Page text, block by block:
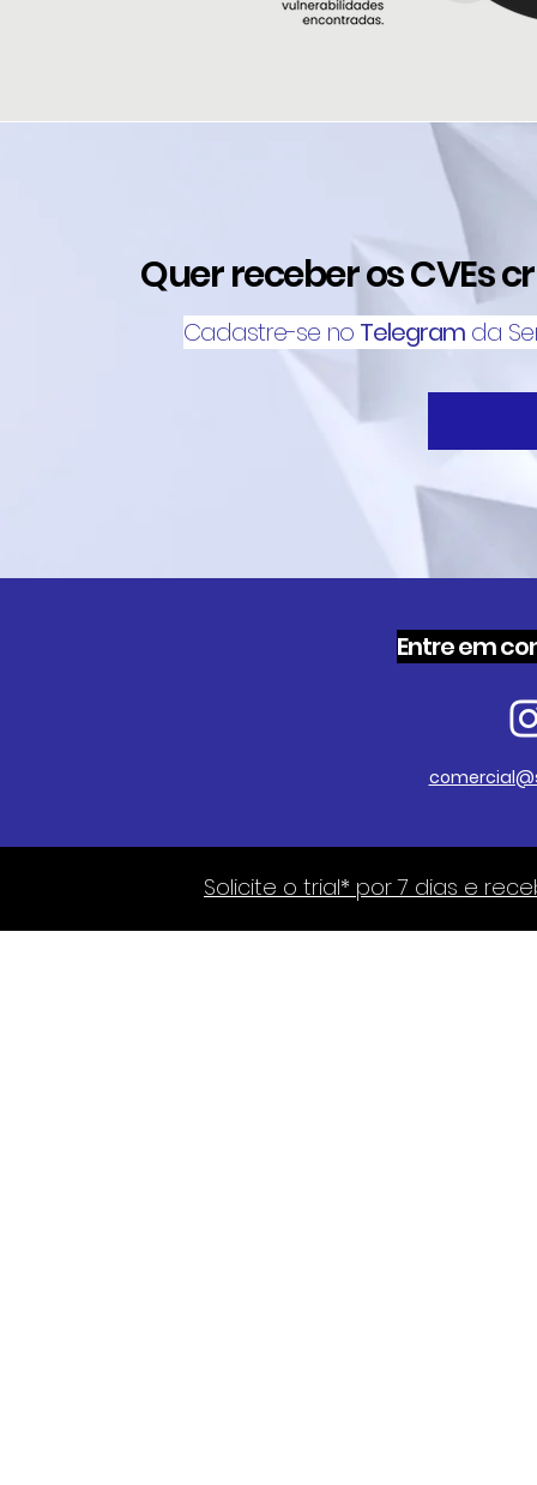
Quer receber os CVEs
Cadastre-se no Telegram da
Entre em
Solicite o trial* por 7 dias e